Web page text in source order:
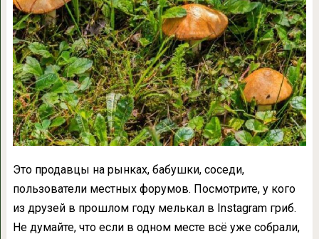
Это продавцы на рынках, бабушки, соседи,
пользователи местных форумов. Посмотрите, у кого
из друзей в прошлом году мелькал в Instagram гриб.
Не думайте, что если в одном месте всё уже собрали,